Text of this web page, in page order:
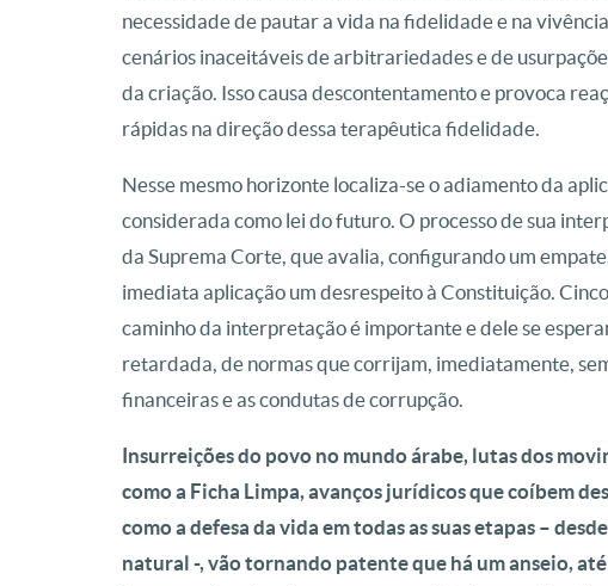
necessidade de pautar a vida na fidelidade e na
cenários inaceitáveis de arbitrariedades e de
da criação. Isso causa descontentamento e provoca
rápidas na direção dessa terapêutica fidelidade.
Nesse mesmo horizonte localiza-se o adiamento da
considerada como lei do futuro. O processo de sua
da Suprema Corte, que avalia, configurando um
imediata aplicação um desrespeito à Constituição.
caminho da interpretação é importante e dele se
retardada, de normas que corrijam, imediatamente,
financeiras e as condutas de corrupção.
Insurreições do povo no mundo árabe, lutas dos
como a Ficha Limpa, avanços jurídicos que coíbem
como a defesa da vida em todas as suas etapas –
natural -, vão tornando patente que há um anseio,